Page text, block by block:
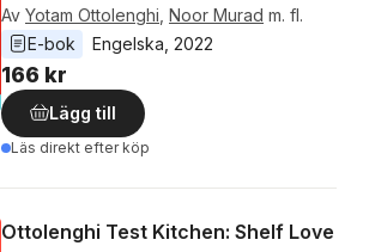
Av Yotam Ottolenghi Noor Murad m. fl.
E-bok
Engelska 2022
166 kr
Lägg till
Läs direkt efter köp
Ottolenghi Test Kitchen: Shelf Love